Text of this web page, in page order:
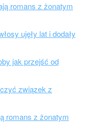
romans z żonatym
ujęły lat i dodały
jak przejść od
związek z
romans z żonatym